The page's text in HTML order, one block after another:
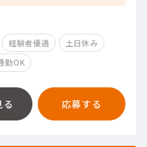
経験者優遇
土日休み
勤OK
る 応募する